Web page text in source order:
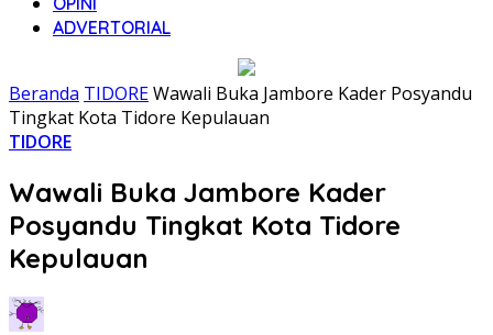
ADVERTORIAL
Beranda TIDOREWawali Buka Jambore Kader Posyandu
Tingkat Kota Tidore Kepulauan
TIDORE
Wawali Buka Jambore Kader
Posyandu Tingkat Kota Tidore
Kepulauan